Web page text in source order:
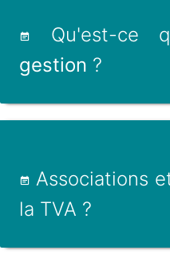
Qu'est-ce
gestion ?
Associations
la TVA ?